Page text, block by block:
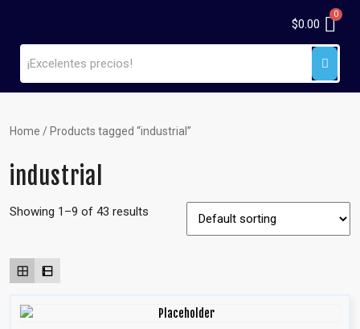
$0.00
Home / Products tagged “industrial”
industrial
Showing 1–9 of 43 results